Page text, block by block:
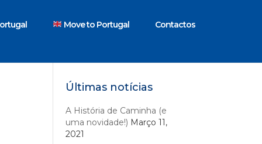
Move to Portugal Contactos
Últimas notícias
A História de Caminha (e
uma novidade!) Março 11,
2021